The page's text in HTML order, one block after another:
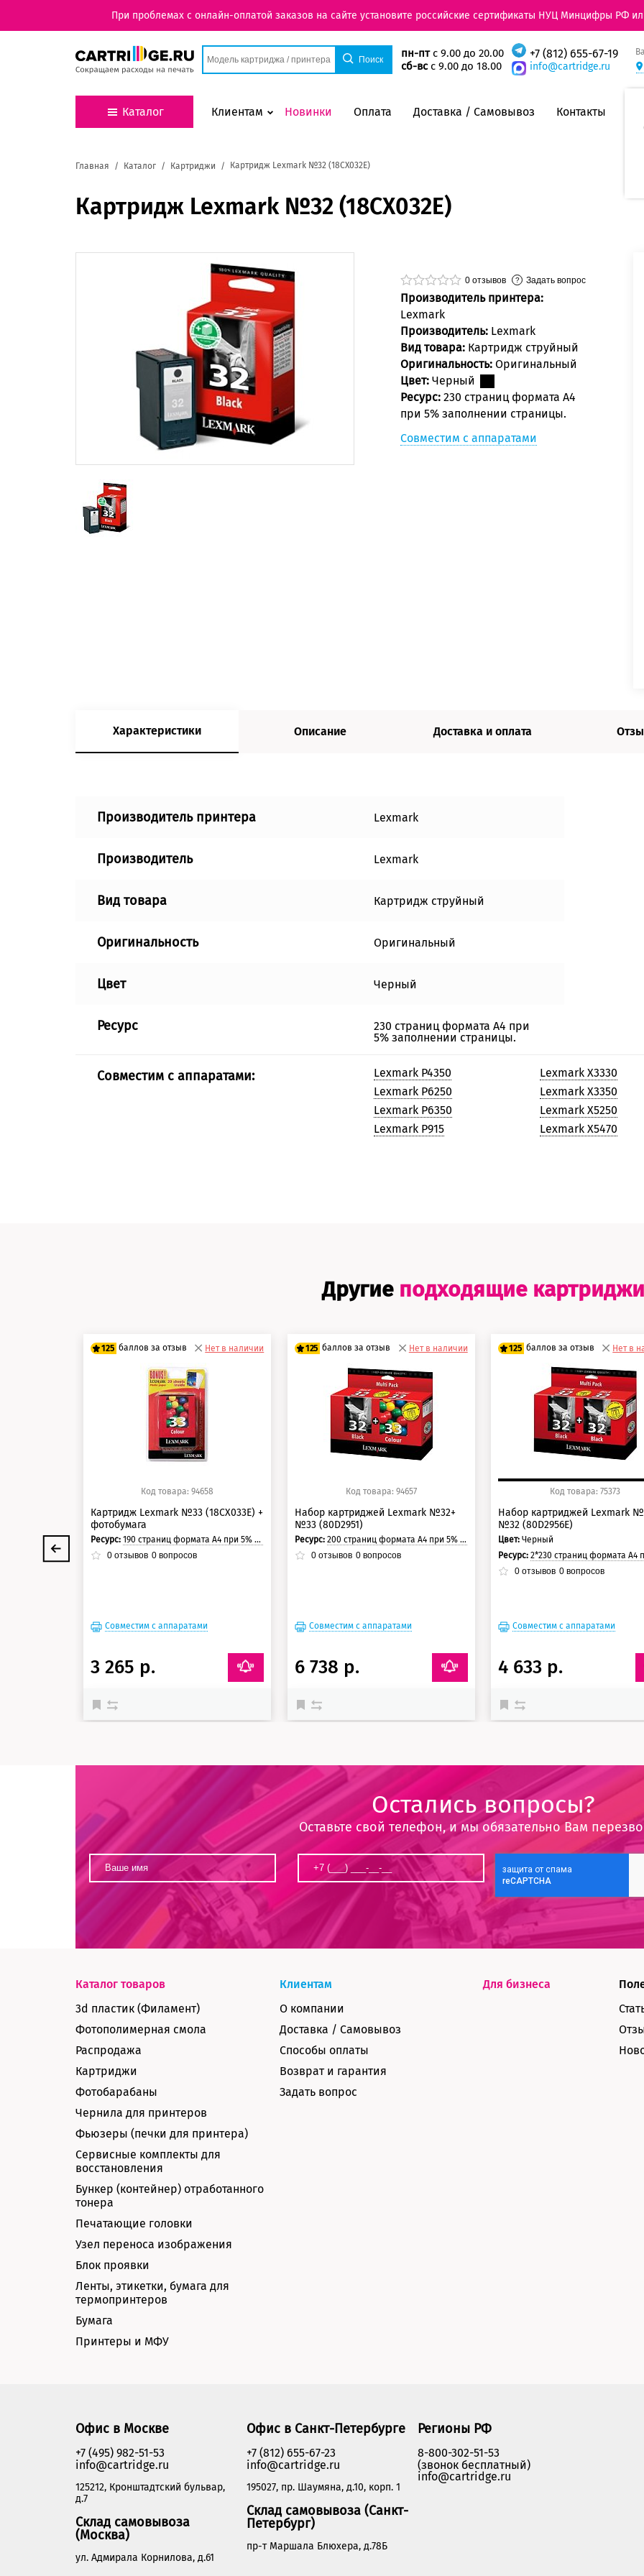
При проблемах с онлайн-оплатой заказов на сайте установите российские сертификаты НУЦ Минцифры РФ
пн-птс 9.00 до 20.00
сб-всс 9.00 до 18.00
+7 (812) 655-67-19
info@cartridge.ru
Каталог Клиентам Новинки Оплата Доставка / Самовывоз Контакты
Главная Каталог Картриджи Картридж Lexmark №32 (18CX032E)
Картридж Lexmark №32 (18CX032E)
0 отзывов Задать вопрос
Производитель принтера:
Lexmark
Производитель: Lexmark
Вид товара: Картридж струйный
Оригинальность: Оригинальный
Цвет: Черный
Ресурс: 230 страниц формата А4
при 5% заполнении страницы.
Совместим с аппаратами
Характеристики Описание Доставка и оплата
Производитель принтера Lexmark
Производитель Lexmark
Вид товара Картридж струйный
Оригинальность Оригинальный
Цвет Черный
Ресурс
230 страниц формата А4 при
5% заполнении страницы.
Совместим с аппаратами:
Lexmark P4350
Lexmark P6250
Lexmark P6350
Lexmark P915
Lexmark X3330
Lexmark X3350
Lexmark X5250
Lexmark X5470
Другие подходящие картриджи
125 баллов за отзыв
100 баллов
Нет в наличии
Код товара: 94658
Картридж Lexmark №33 (18CX033E) +
фотобумага
Ресурс:190 страниц формата А4 при 5% заполнении страницы.
0 отзывов 0 вопросов
Совместим с аппаратами
3 265 р.
125 баллов за отзыв
100 баллов
125 баллов
Нет в наличии
Код товара: 94657
Набор картриджей Lexmark №32+
№33 (80D2951)
Ресурс: 200 страниц формата А4 при 5% заполнении страницы.
0отзывов 0вопросов
Совместим с аппаратами
6 738 р.
125 баллов за отзыв
100 баллов
125 баллов
Нет в
Код товара: 75373
Набор картриджей Lexmark
№32 (80D2956E)
Цвет: Черный
Ресурс:2*230 страниц формата А4 при 5% заполнении
0 отзывов 0 вопросов
Совместим с аппаратами
4 633 р.
Остались вопросы?
Оставьте свой телефон, и мы обязательно Вам
Каталог товаров
3d пластик (Филамент)
Фотополимерная смола
Распродажа
Картриджи
Фотобарабаны
Чернила для принтеров
Фьюзеры (печки для принтера)
Сервисные комплекты для
восстановления
Бункер (контейнер) отработанного
тонера
Печатающие головки
Узел переноса изображения
Блок проявки
Ленты, этикетки, бумага для
термопринтеров
Бумага
Принтеры и МФУ
Клиентам
О компании
Доставка / Самовывоз
Способы оплаты
Возврат и гарантия
Задать вопрос
Для бизнеса
Офис в Москве
+7 (495) 982-51-53
info@cartridge.ru
125212, Кронштадтский бульвар,
д.7
Склад самовывоза
(Москва)
ул. Адмирала Корнилова, д.61
Офис в Санкт-Петербурге
+7 (812) 655-67-23
info@cartridge.ru
195027, пр. Шаумяна, д.10, корп. 1
Склад самовывоза (Санкт-
Петербург)
пр-т Маршала Блюхера, д.78Б
Регионы РФ
8-800-302-51-53
(звонок бесплатный)
info@cartridge.ru